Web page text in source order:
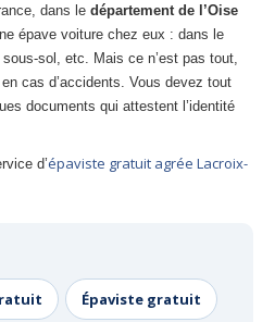
dans le département de l’Oise
épave voiture chez eux : dans le
sol, etc. Mais ce n’est pas tout,
cas d’accidents. Vous devez tout
documents qui attestent l’identité
d’épaviste gratuit agrée Lacroix-
Épaviste gratuit